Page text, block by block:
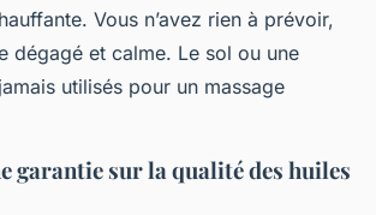
Vous n’avez rien à prévoir,
dégagé et calme. Le sol ou une
utilisés pour un massage
garantie sur la qualité des huiles